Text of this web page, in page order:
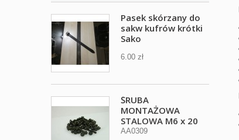
Pasek skórzany do
sakw kufrów krótki
Sako
6.00 zł
ŚRUBA
MONTAŻOWA
STALOWA M6 x 20
AA0309